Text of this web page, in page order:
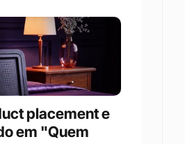
placement e
em "Quem